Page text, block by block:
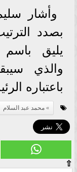
وأشار
بصدد
يليق باسم
والذي
باعتباره
محمد عبد السلام
⇧